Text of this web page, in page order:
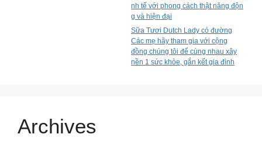
nh tế với phong cách thật năng độn
g và hiện đại
Sữa Tươi Dutch Lady có đường
Các mẹ hãy tham gia với cộng
đồng chúng tôi để cùng nhau xây
nền 1 sức khỏe, gắn kết gia đình
Archives